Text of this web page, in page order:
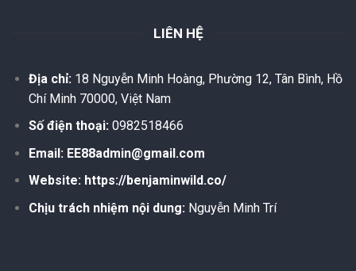
LIÊN HỆ
Địa chỉ: 18 Nguyễn Minh Hoàng, Phường 12, Tân Bình, Hồ
Chí Minh 70000, Việt Nam
Số điện thoại:0982518466
Email: EE88admin@gmail.com
Website: https://benjaminwild.co/
Chịu trách nhiệm nội dung:Nguyễn Minh Trí